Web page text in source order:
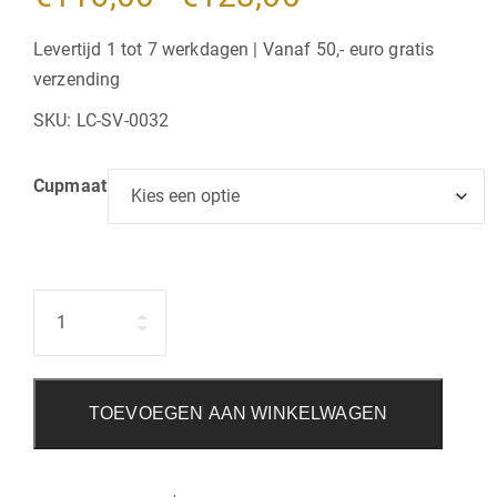
€116,00
€123,00
Levertijd 1 tot 7 werkdagen | Vanaf 50,- euro gratis
verzending
SKU: LC-SV-0032
Cupmaat
TOEVOEGEN AAN WINKELWAGEN